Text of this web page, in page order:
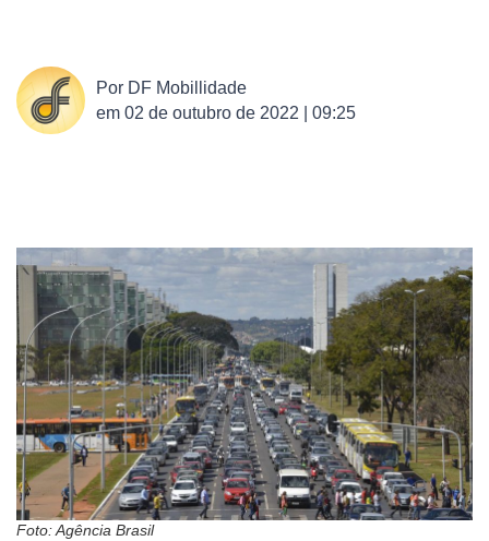
Por DF Mobillidade
em 02 de outubro de 2022 | 09:25
Foto: Agência Brasil